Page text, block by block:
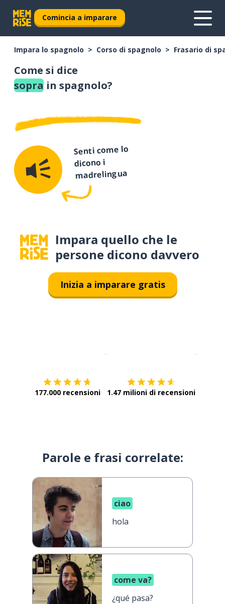
Comincia a imparare
Impara lo spagnolo Corso di spagnolo Frasario di
Come si dice
sopra in spagnolo?
Senti come lo
dicono i
madrelingua
Impara quello che le
persone dicono davvero
Inizia a imparare gratis
177.000 recensioni 1.47 milioni di recensioni
Parole e frasi correlate:
ciao
hola
come va?
¿qué pasa?